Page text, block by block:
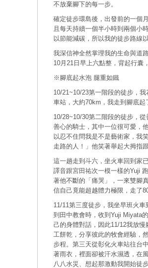
不放棄腳下的每一步。
確定徒步環島後，出發前的一個
且每天持續一個半小時到兩個小
以節能減碳，所以我的徒步路線
我深信神全然掌理我的生命與道
10月21日早上六點整，背起行囊
※腳底起水泡 腿重如鐵
10/21~10/23第一階段的徒步，
車站，大約70km，我走到腳底
10/28~10/30第二階段的徒步，
善心的騎士，其中一位很可愛，
以忍不住問我是不是藝術家，我
走路的人！」他笑著舉起大拇指
這一趟走到斗六，坐火車回到家
譯音跟宮田祐次一模一樣的Yuji
著他不斷的「痛哭」，一來雙腳
信自己竟能超越體力極限，走了
11/11第三度徒步，我坐早班火
到田中教會時，收到Yuji Miyata
己的身體對話，因此11/12我放
工餅乾，分享彼此的牧會經驗，
步程。第三天從彰化火車站往台
著雨衣，裡面卻被汗水濕透，在
八八水災、想起那激動我開始徒